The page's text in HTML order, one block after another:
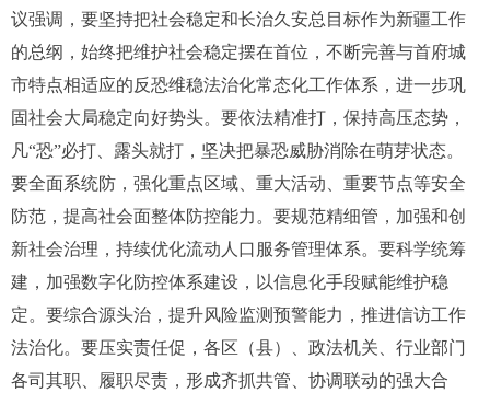
议强调，要坚持把社会稳定和长治久安总目标作为新疆工作
的总纲，始终把维护社会稳定摆在首位，不断完善与首府城
市特点相适应的反恐维稳法治化常态化工作体系，进一步巩
固社会大局稳定向好势头。要依法精准打，保持高压态势，
凡“恐”必打、露头就打，坚决把暴恐威胁消除在萌芽状态。
要全面系统防，强化重点区域、重大活动、重要节点等安全
防范，提高社会面整体防控能力。要规范精细管，加强和创
新社会治理，持续优化流动人口服务管理体系。要科学统筹
建，加强数字化防控体系建设，以信息化手段赋能维护稳
定。要综合源头治，提升风险监测预警能力，推进信访工作
法治化。要压实责任促，各区（县）、政法机关、行业部门
各司其职、履职尽责，形成齐抓共管、协调联动的强大合